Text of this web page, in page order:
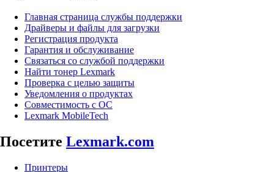
Главная страница службы поддержки
Драйверы и файлы для загрузки
Регистрация продукта
Гарантия и обслуживание
Связаться со службой поддержки
Найти тонер Lexmark
Проверка с целью защиты
Уведомления о продуктах
Совместимость с ОС
Lexmark MobileTech
Посетите Lexmark.com
Принтеры